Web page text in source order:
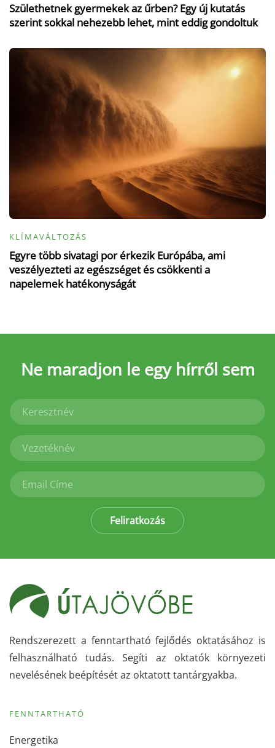
Születhetnek gyermekek az űrben? Egy új kutatás
szerint sokkal nehezebb lehet, mint eddig gondoltuk
KLÍMAVÁLTOZÁS
Egyre több sivatagi por érkezik Európába, ami
veszélyezteti az egészséget és csökkenti a
napelemek hatékonyságát
Ne maradjon le egy hírről sem
Feliratkozás
Rendszerezett a fenntartható fejlődés oktatásához is
felhasználható tudás. Segíti az oktatók környezeti
nevelésének beépítését az oktatott tantárgyakba.
FENNTARTHATÓ
Energetika